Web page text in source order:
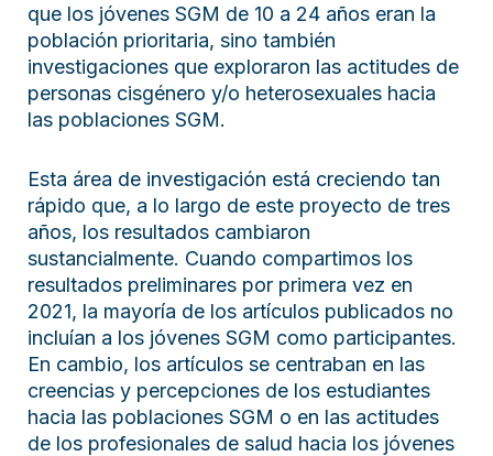
que los jóvenes SGM de 10 a 24 años eran la
población prioritaria, sino también
investigaciones que exploraron las actitudes de
personas cisgénero y/o heterosexuales hacia
las poblaciones SGM.
Esta área de investigación está creciendo tan
rápido que, a lo largo de este proyecto de tres
años, los resultados cambiaron
sustancialmente. Cuando compartimos los
resultados preliminares por primera vez en
2021, la mayoría de los artículos publicados no
incluían a los jóvenes SGM como participantes.
En cambio, los artículos se centraban en las
creencias y percepciones de los estudiantes
hacia las poblaciones SGM o en las actitudes
de los profesionales de salud hacia los jóvenes